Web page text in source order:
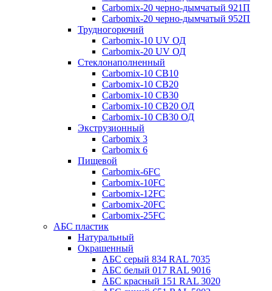
Carbomix-20 черно-дымчатый 921П
Carbomix-20 черно-дымчатый 952П
Трудногорючий
Carbomix-10 UV ОД
Carbomix-20 UV ОД
Стеклонаполненный
Carbomix-10 СВ10
Carbomix-10 СВ20
Carbomix-10 СВ30
Carbomix-10 СВ20 ОД
Carbomix-10 СВ30 ОД
Экструзионный
Carbomix 3
Carbomix 6
Пищевой
Carbomix-6FC
Carbomix-10FC
Carbomix-12FC
Carbomix-20FC
Carbomix-25FC
АБС пластик
Натуральный
Окрашенный
АБС серый 834 RAL 7035
АБС белый 017 RAL 9016
АБС красный 151 RAL 3020